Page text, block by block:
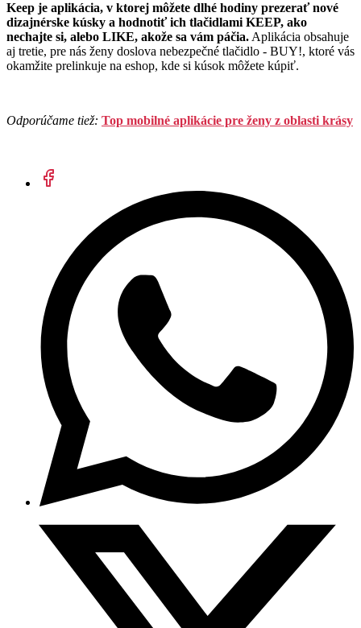
Keep je aplikácia, v ktorej môžete dlhé hodiny prezerať nové
dizajnérske kúsky a hodnotiť ich tlačidlami KEEP, ako
nechajte si, alebo LIKE, akože sa vám páčia. Aplikácia obsahuje
aj tretie, pre nás ženy doslova nebezpečné tlačidlo - BUY!, ktoré vás
okamžite prelinkuje na eshop, kde si kúsok môžete kúpiť.
Odporúčame tiež: Top mobilné aplikácie pre ženy z oblasti krásy